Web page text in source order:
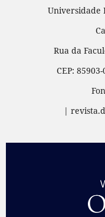
Universidade
Rua da
CEP:
|